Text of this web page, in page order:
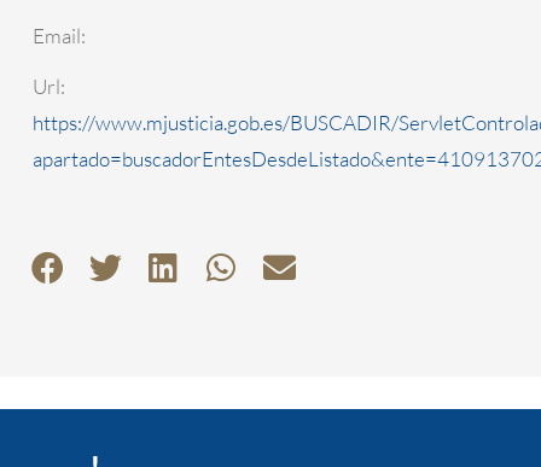
Email:
Url:
https://www.mjusticia.gob.es/BUSCADIR/